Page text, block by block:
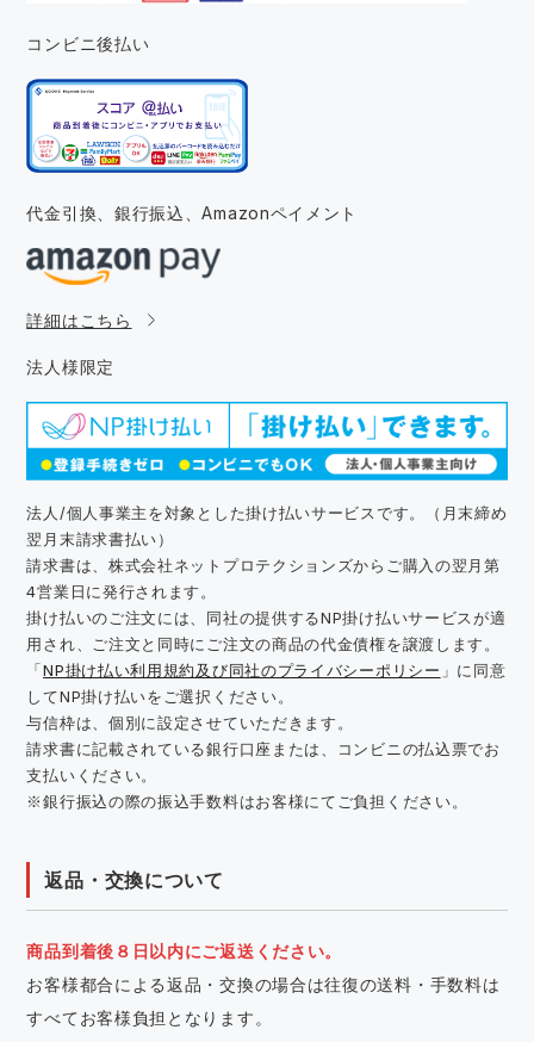
コンビニ後払い
代金引換、銀行振込、Amazonペイメント
詳細はこちら
法人様限定
法人/個人事業主を対象とした掛け払いサービスです。（月末締め
翌月末請求書払い）
請求書は、株式会社ネットプロテクションズからご購入の翌月第
4営業日に発行されます。
掛け払いのご注文には、同社の提供するNP掛け払いサービスが適
用され、ご注文と同時にご注文の商品の代金債権を譲渡します。
「NP掛け払い利用規約及び同社のプライバシーポリシー 」に同意
してNP掛け払いをご選択ください。
与信枠は、個別に設定させていただきます。
請求書に記載されている銀行口座または、コンビニの払込票でお
支払いください。
※銀行振込の際の振込手数料はお客様にてご負担ください。
返品・交換について
商品到着後８日以内にご返送ください。
お客様都合による返品・交換の場合は往復の送料・手数料は
すべてお客様負担となります。